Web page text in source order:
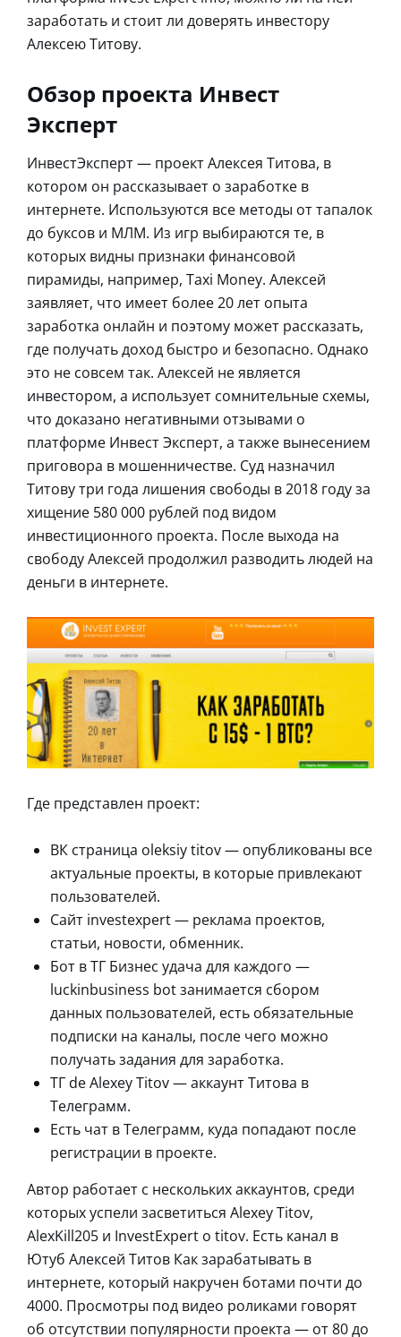
заработать и стоит ли доверять инвестору
Алексею Титову.
Обзор проекта Инвест
Эксперт
ИнвестЭксперт — проект Алексея Титова, в
котором он рассказывает о заработке в
интернете. Используются все методы от тапалок
до буксов и МЛМ. Из игр выбираются те, в
которых видны признаки финансовой
пирамиды, например, Taxi Money. Алексей
заявляет, что имеет более 20 лет опыта
заработка онлайн и поэтому может рассказать,
где получать доход быстро и безопасно. Однако
это не совсем так. Алексей не является
инвестором, а использует сомнительные схемы,
что доказано негативными отзывами о
платформе Инвест Эксперт, а также вынесением
приговора в мошенничестве. Суд назначил
Титову три года лишения свободы в 2018 году за
хищение 580 000 рублей под видом
инвестиционного проекта. После выхода на
свободу Алексей продолжил разводить людей на
деньги в интернете.
Где представлен проект:
ВК страница oleksiy titov — опубликованы все
актуальные проекты, в которые привлекают
пользователей.
Сайт investexpert — реклама проектов,
статьи, новости, обменник.
Бот в ТГ Бизнес удача для каждого —
luckinbusiness bot занимается сбором
данных пользователей, есть обязательные
подписки на каналы, после чего можно
получать задания для заработка.
ТГ de Alexey Titov — аккаунт Титова в
Телеграмм.
Есть чат в Телеграмм, куда попадают после
регистрации в проекте.
Автор работает с нескольких аккаунтов, среди
которых успели засветиться Alexey Titov,
AlexKill205 и InvestExpert o titov. Есть канал в
Ютуб Алексей Титов Как зарабатывать в
интернете, который накручен ботами почти до
4000. Просмотры под видео роликами говорят
об отсутствии популярности проекта — от 80 до